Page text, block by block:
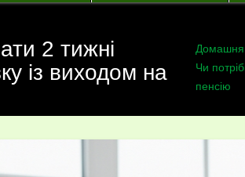
2 тижні
із виходом на
Домашня
Чи
пенсію